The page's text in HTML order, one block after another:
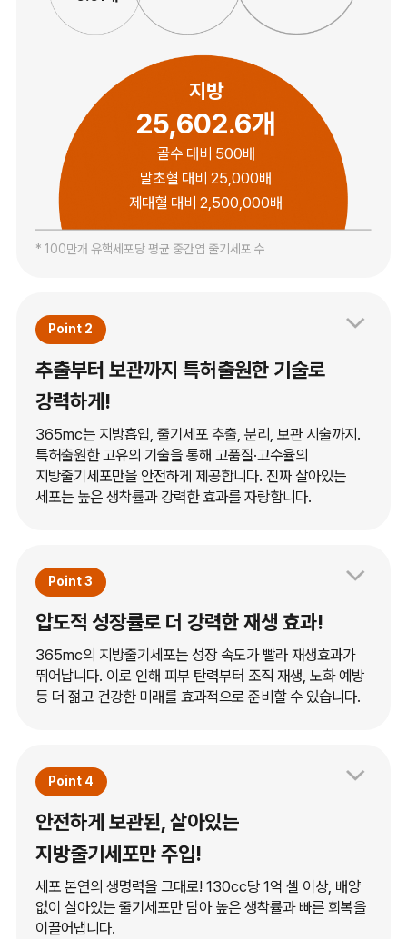
지방
25,602.6개
골수 대비 500배
말초혈 대비 25,000배
제대혈 대비 2,500,000배
* 100만개 유핵세포당 평균 중간엽 줄기세포 수
Point 2
추출부터 보관까지 특허출원한 기술로
강력하게!
365mc는 지방흡입, 줄기세포 추출, 분리, 보관 시술까지.
특허출원한 고유의 기술을 통해 고품질·고수율의
지방줄기세포만을 안전하게 제공합니다. 진짜 살아있는
세포는 높은 생착률과 강력한 효과를 자랑합니다.
Point 3
압도적 성장률로 더 강력한 재생 효과!
365mc의 지방줄기세포는 성장 속도가 빨라 재생효과가
뛰어납니다. 이로 인해 피부 탄력부터 조직 재생, 노화 예방
등 더 젊고 건강한 미래를 효과적으로 준비할 수 있습니다.
Point 4
안전하게 보관된, 살아있는
지방줄기세포만 주입!
세포 본연의 생명력을 그대로! 130cc당 1억 셀 이상, 배양
없이 살아있는 줄기세포만 담아 높은 생착률과 빠른 회복을
이끌어냅니다.